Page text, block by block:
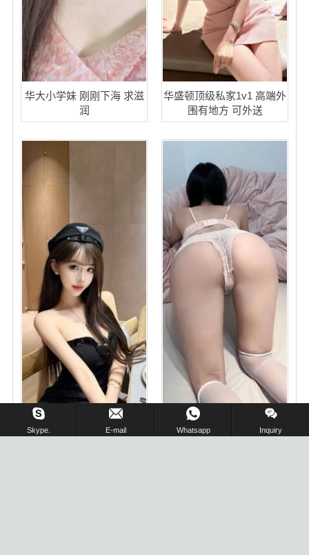
华大小学妹 刚刚下海 求滋
润
华盛顿顶级私家1v1 高端外
围有地方 可外送
Skype. E-mail Whatsapp Inquiry
在线留言 !